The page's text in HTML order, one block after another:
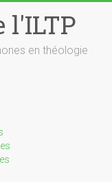
l'ILTP
en théologie